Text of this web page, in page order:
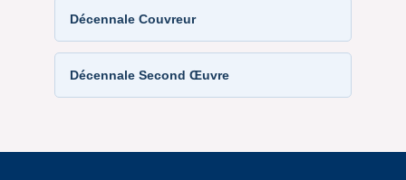
Décennale Couvreur
Décennale Second Œuvre